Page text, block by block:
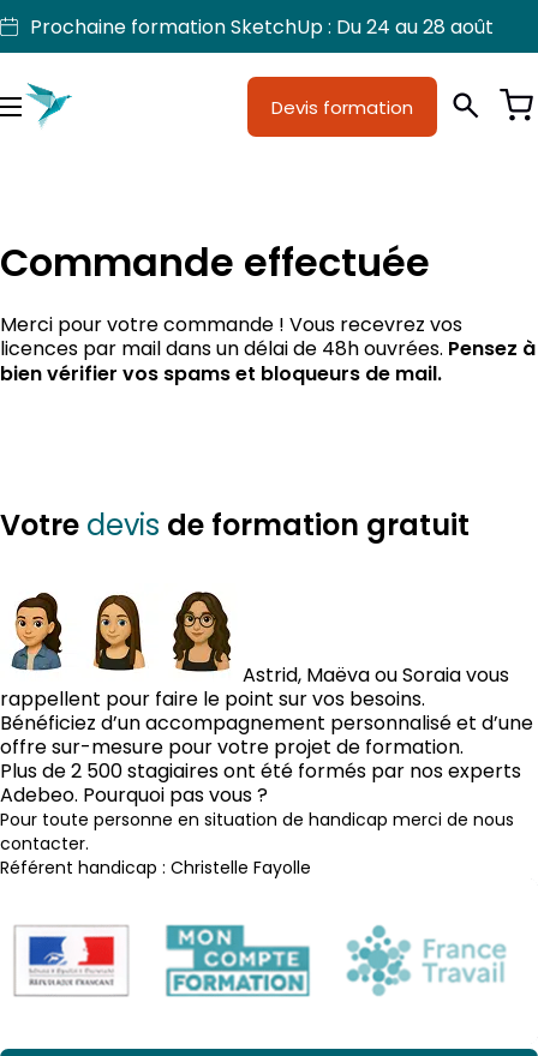
Aller
au
contenu
Prochaine formation SketchUp : Du 24 au 28 août
MenuJe suis
Nos produits
Support
Devis formation
Commande effectuée
Merci pour votre commande ! Vous recevrez vos
licences par mail dans un délai de 48h ouvrées. Pensez à
bien vérifier vos spams et bloqueurs de mail.
Votre devis de formation gratuit
Astrid, Maëva ou Soraia vous
rappellent pour faire le point sur vos besoins.
Bénéficiez d’un accompagnement personnalisé et d’une
offre sur-mesure pour votre projet de formation.
Plus de 2 500 stagiaires ont été formés par nos experts
Adebeo. Pourquoi pas vous ?
Pour toute personne en situation de handicap merci de nous
contacter.
Référent handicap : Christelle Fayolle